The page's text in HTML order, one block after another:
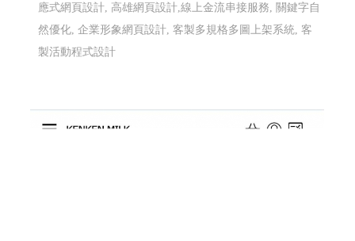
應式網頁設計, 高雄網頁設計,線上金流串接服務, 關鍵字自
然優化, 企業形象網頁設計, 客製多規格多圖上架系統, 客
製活動程式設計